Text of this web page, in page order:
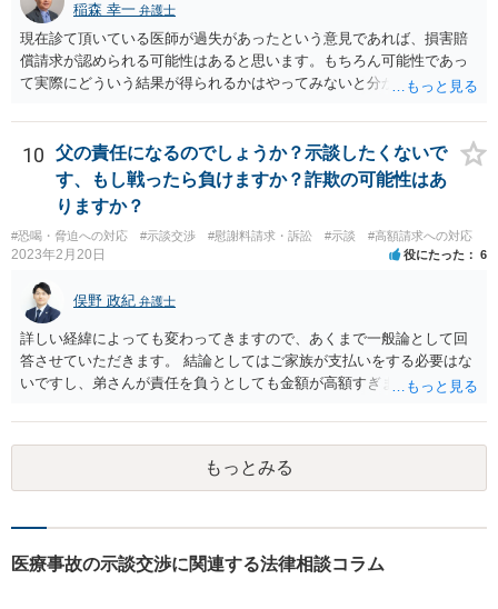
稲森 幸一 弁護士
現在診て頂いている医師が過失があったという意見であれば、損害賠
償請求が認められる可能性はあると思います。もちろん可能性であっ
て実際にどういう結果が得られるかはやってみないと分かりません
療費や精神的苦痛を受けた分の慰謝料や仕事に影響があれば休業損害
などが考えられます。 頑張ってください。
10
父の責任になるのでしょうか？示談したくないで
す、もし戦ったら負けますか？詐欺の可能性はあ
りますか？
#恐喝・脅迫への対応 #示談交渉 #慰謝料請求・訴訟 #示談 #高額請求への対応
2023年2月20日 役にたった 6
俣野 政紀 弁護士
詳しい経緯によっても変わってきますので、あくまで一般論として回
答させていただきます。 結論としてはご家族が支払いをする必要はな
いですし、弟さんが責任を負うとしても金額が高額すぎます。 仮に弟
実だとしても責任を負うのは弟さんです。弟さんの詳しいご状況は分
かりませんが、現在お仕事をされて一人暮らしもできているというこ
とですから、自立施設にいたからといって責任無能力者ということに
はなりません。また、お父様が施設に入所させたことと今回の争いと
ない」として考える時間や弁護士に相談する時間を与えないことも怪
もっとみる
医療事故の示談交渉に関連する法律相談コラム